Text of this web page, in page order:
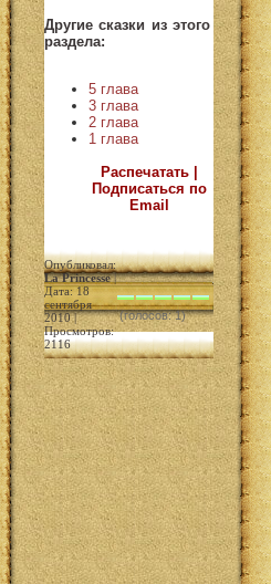
Другие сказки из этого
раздела:
5 глава
3 глава
2 глава
1 глава
Распечатать |
Подписаться по
Email
Опубликовал:
La Princesse|
Дата: 18
сентября
2010 |
Просмотров:
2116
(голосов: 1)